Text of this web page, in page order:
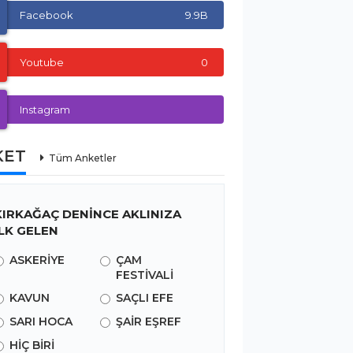
Facebook 9.9B
Youtube 0
Instagram
Tüm Anketler
DENİNCE AKLINIZA
GELEN
ASKERİYE
ÇAM
FESTİVALİ
KAVUN
SAÇLI EFE
SARI HOCA
ŞAİR EŞREF
HİÇ BİRİ